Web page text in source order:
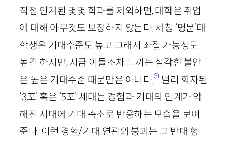
직접 연계된 몇몇 학과를 제외하면, 대학은 취업
에 대해 아무것도 보장하지 않는다. 세칭 ‘명문’대
학생은 기대수준도 높고 그래서 좌절 가능성도
높긴 하지만, 지금 이들조차 느끼는 심각한 불안
은 높은 기대수준 때문만은 아니다.3)널리 회자된
‘3포’ 혹은 ‘5포’ 세대는 경험과 기대의 연계가 약
해진 시대에 기대 축소로 반응하는 모습을 보여
준다. 이런 경험/기대 연관의 붕괴는 그 반대 형